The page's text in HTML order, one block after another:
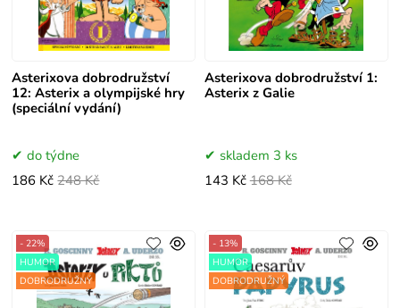
Asterixova dobrodružství
12: Asterix a olympijské hry
(speciální vydání)
do týdne
186 Kč 248 Kč
Asterixova dobrodružství 1:
Asterix z Galie
skladem 3 ks
143 Kč 168 Kč
- 22%
HUMOR
DOBRODRUŽNÝ
- 13%
HUMOR
DOBRODRUŽNÝ